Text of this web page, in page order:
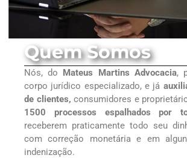
Quem Somos
Nós, do Mateus Martins Advocacia,
corpo jurídico especializado, e já
de clientes, consumidores e
1500 processos espalhados por
receberem praticamente todo seu
com correção monetária e em
indenização.